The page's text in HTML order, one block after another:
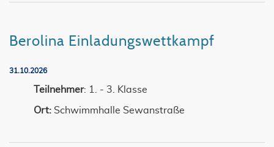
Berolina Einladungswettkampf
31.10.2026
Teilnehmer: 1. - 3. Klasse
Ort: Schwimmhalle Sewanstraße